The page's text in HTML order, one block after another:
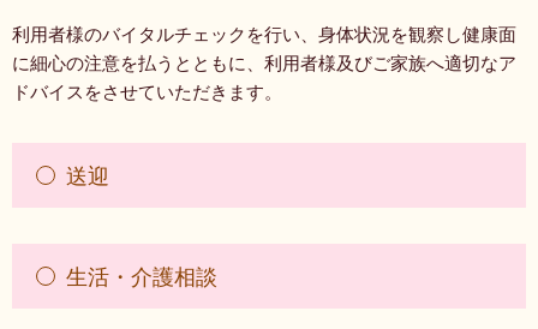
利用者様のバイタルチェックを行い、身体状況を観察し健康面
に細心の注意を払うとともに、利用者様及びご家族へ適切なア
ドバイスをさせていただきます。
送迎
生活・介護相談